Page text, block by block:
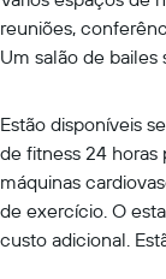
reuniões,
Um salão de
Estão disponíveis
de fitness 24 horas
máquinas
de exercício. O
custo adicional.